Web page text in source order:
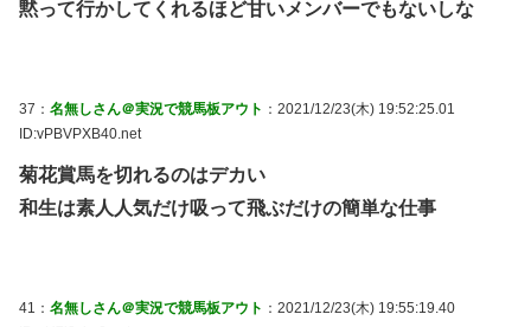
黙って行かしてくれるほど甘いメンバーでもないしな
37： 名無しさん＠実況で競馬板アウト ：2021/12/23(木) 19:52:25.01
ID:vPBVPXB40.net
菊花賞馬を切れるのはデカい
和生は素人人気だけ吸って飛ぶだけの簡単な仕事
41： 名無しさん＠実況で競馬板アウト ：2021/12/23(木) 19:55:19.40